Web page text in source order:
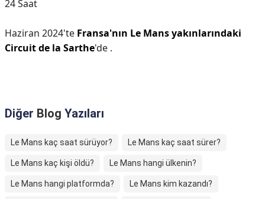
24 Saat
Haziran 2024'te Fransa'nın Le Mans yakınlarındaki
Circuit de la Sarthe'de .
Diğer Blog Yazıları
Le Mans kaç saat sürüyor? Le Mans kaç saat sürer?
Le Mans kaç kişi öldü? Le Mans hangi ülkenin?
Le Mans hangi platformda? Le Mans kim kazandı?